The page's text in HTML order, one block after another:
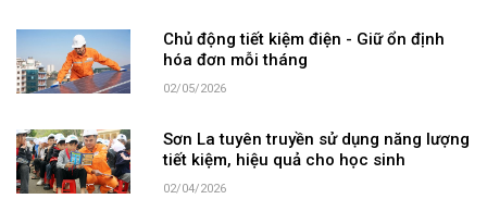
Chủ động tiết kiệm điện - Giữ ổn định
hóa đơn mỗi tháng
02/05/2026
Sơn La tuyên truyền sử dụng năng lượng
tiết kiệm, hiệu quả cho học sinh
02/04/2026